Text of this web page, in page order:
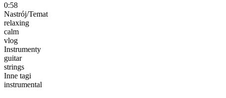
0:58
Nastrój/Temat
relaxing
calm
vlog
Instrumenty
guitar
strings
Inne tagi
instrumental